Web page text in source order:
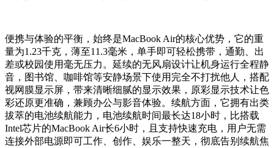
便携与体验的平衡，始终是MacBook Air的核心优势，它的重
量为1.23千克，薄至11.3毫米，单手即可轻松携带，通勤、出
差或校园使用毫无压力。延续的无风扇设计让机身运行全程静
音，图书馆、咖啡馆等安静场景下使用完全不打扰他人，搭配
视网膜显示屏，带来清晰细腻的显示效果，原彩显示技术让色
彩还原更准确，兼顾办公与影音体验。续航方面，它拥有出类
拔萃的电池续航能力，电池续航时间最长达18小时，比搭载
Intel芯片的MacBook Air长6小时，且支持快速充电，用户无需
连接外部电源即可工作、创作、娱乐一整天，彻底告别续航焦